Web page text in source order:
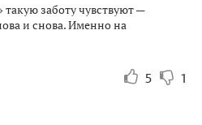
заботу чувствуют —
и снова. Именно на
5 1